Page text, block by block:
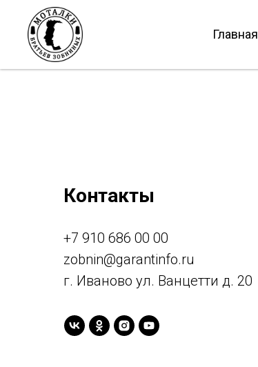
Главная
Контакты
+7 910 686 00 00
zobnin@garantinfo.ru
г. Иваново ул. Ванцетти д. 20